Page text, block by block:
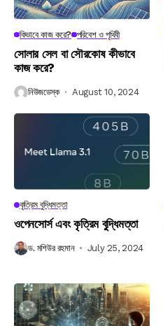
কিভাবে কাজ করে? পরিবেশ ও পৃথিবী
সোলার সেল বা সৌরকোষ কীভাবে
কাজ করে?
নিউজডেস্ক August 10, 2024
কৃত্রিম বুদ্ধিমত্তা
ওপেনসোর্স এবং কৃত্রিম বুদ্ধিমত্তা
ড. মশিউর রহমান July 25, 2024